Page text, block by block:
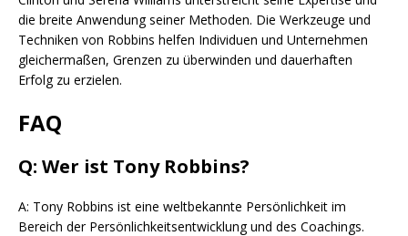
die breite Anwendung seiner Methoden. Die Werkzeuge und
Techniken von Robbins helfen Individuen und Unternehmen
gleichermaßen, Grenzen zu überwinden und dauerhaften
Erfolg zu erzielen.
FAQ
Q: Wer ist Tony Robbins?
A: Tony Robbins ist eine weltbekannte Persönlichkeit im
Bereich der Persönlichkeitsentwicklung und des Coachings.